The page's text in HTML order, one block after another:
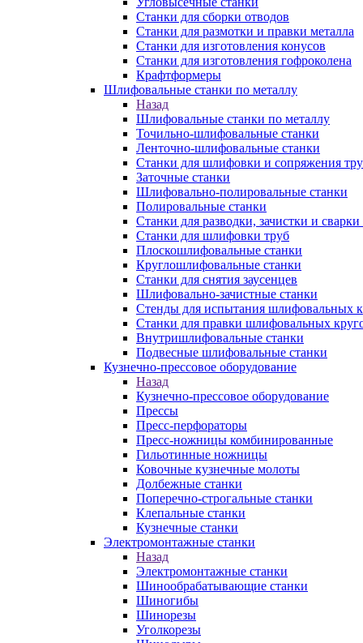
Станки для сборки отводов
Станки для размотки и правки металла
Станки для изготовления конусов
Станки для изготовления гофроколена
Крафтформеры
Шлифовальные станки по металлу
Назад
Шлифовальные станки по металлу
Точильно-шлифовальные станки
Ленточно-шлифовальные станки
Станки для шлифовки и сопряжения
Заточные станки
Шлифовально-полировальные станки
Полировальные станки
Станки для разводки, зачистки и сварки
Станки для шлифовки труб
Плоскошлифовальные станки
Круглошлифовальные станки
Станки для снятия заусенцев
Шлифовально-зачистные станки
Стенды для испытания шлифовальных
Станки для правки шлифовальных
Внутришлифовальные станки
Подвесные шлифовальные станки
Кузнечно-прессовое оборудование
Назад
Кузнечно-прессовое оборудование
Прессы
Пресс-перфораторы
Пресс-ножницы комбинированные
Гильотинные ножницы
Ковочные кузнечные молоты
Долбежные станки
Поперечно-строгальные станки
Клепальные станки
Кузнечные станки
Электромонтажные станки
Назад
Электромонтажные станки
Шинообрабатывающие станки
Шиногибы
Шинорезы
Уголкорезы